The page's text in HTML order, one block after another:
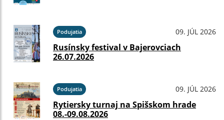
Podujatia 09. JÚL 2026
Rusínsky festival v Bajerovciach
26.07.2026
Podujatia 09. JÚL 2026
Rytiersky turnaj na Spišskom hrade
08.-09.08.2026